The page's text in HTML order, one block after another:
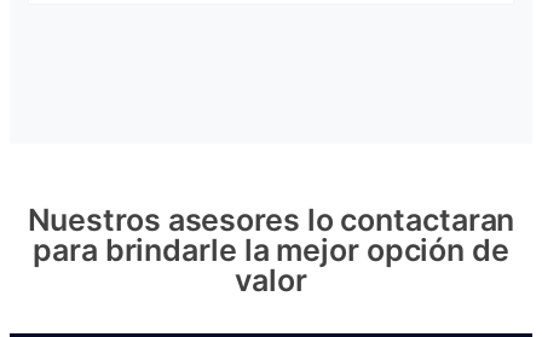
Nuestros asesores lo contactaran
para brindarle la mejor opción de
valor